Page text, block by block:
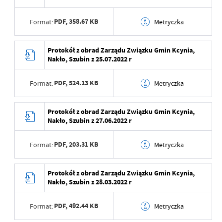
Data ostatniej
aktualizacji
2025-11-07 10:08:24
Ostatnio zaktualizował Jacek Zawodniak
Wytworzył
Opublikował Jacek Zawodniak
Data ostatniej
aktualizacji
2025-11-07 10:08:31
Ostatnio zaktualizował Jacek Zawodniak
Format:PDF,358.67 KB Metryczka
Data wytworzenia
Wytworzył
Magdalena
Opublikował Jacek Zawodniak
Data ostatniej
aktualizacji
2025-11-07 10:08:36
Ostatnio zaktualizował Jacek Zawodniak
Protokół z obrad Zarządu Związku Gmin Kcynia,
Nakło, Szubin z 25.07.2022 r
Format:PDF,524.13 KB Metryczka
Data wytworzenia
Wytworzył Marek Michalak
Data opublikowania 2022-11-09 07:39:26
Opublikował Jacek Zawodniak
Data ostatniej
aktualizacji
2025-11-07 10:11:32
Ostatnio zaktualizował Jacek Zawodniak
Protokół z obrad Zarządu Związku Gmin Kcynia,
Nakło, Szubin z 27.06.2022 r
Format:PDF,203.31 KB Metryczka
Data wytworzenia
Wytworzył Marek Michalak
Data opublikowania 2022-07-25 14:52:48
Protokół z obrad Zarządu Związku Gmin Kcynia,
Nakło, Szubin z 28.03.2022 r
Format:PDF,492.44 KB Metryczka